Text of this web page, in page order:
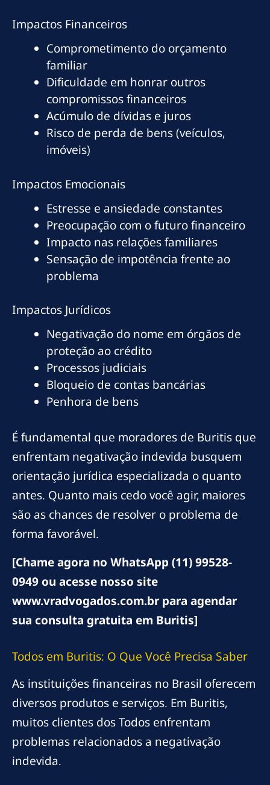
Impactos Financeiros
Comprometimento do orçamento
familiar
Dificuldade em honrar outros
compromissos financeiros
Acúmulo de dívidas e juros
Risco de perda de bens (veículos,
imóveis)
Impactos Emocionais
Estresse e ansiedade constantes
Preocupação com o futuro financeiro
Impacto nas relações familiares
Sensação de impotência frente ao
problema
Impactos Jurídicos
Negativação do nome em órgãos de
proteção ao crédito
Processos judiciais
Bloqueio de contas bancárias
Penhora de bens
É fundamental que moradores de Buritis que
enfrentam negativação indevida busquem
orientação jurídica especializada o quanto
antes. Quanto mais cedo você agir, maiores
são as chances de resolver o problema de
forma favorável.
[Chame agora no WhatsApp (11) 99528-
0949 ou acesse nosso site
www.vradvogados.com.br para agendar
sua consulta gratuita em Buritis]
Todos em Buritis: O Que Você Precisa Saber
As instituições financeiras no Brasil oferecem
diversos produtos e serviços. Em Buritis,
muitos clientes dos Todos enfrentam
problemas relacionados a negativação
indevida.